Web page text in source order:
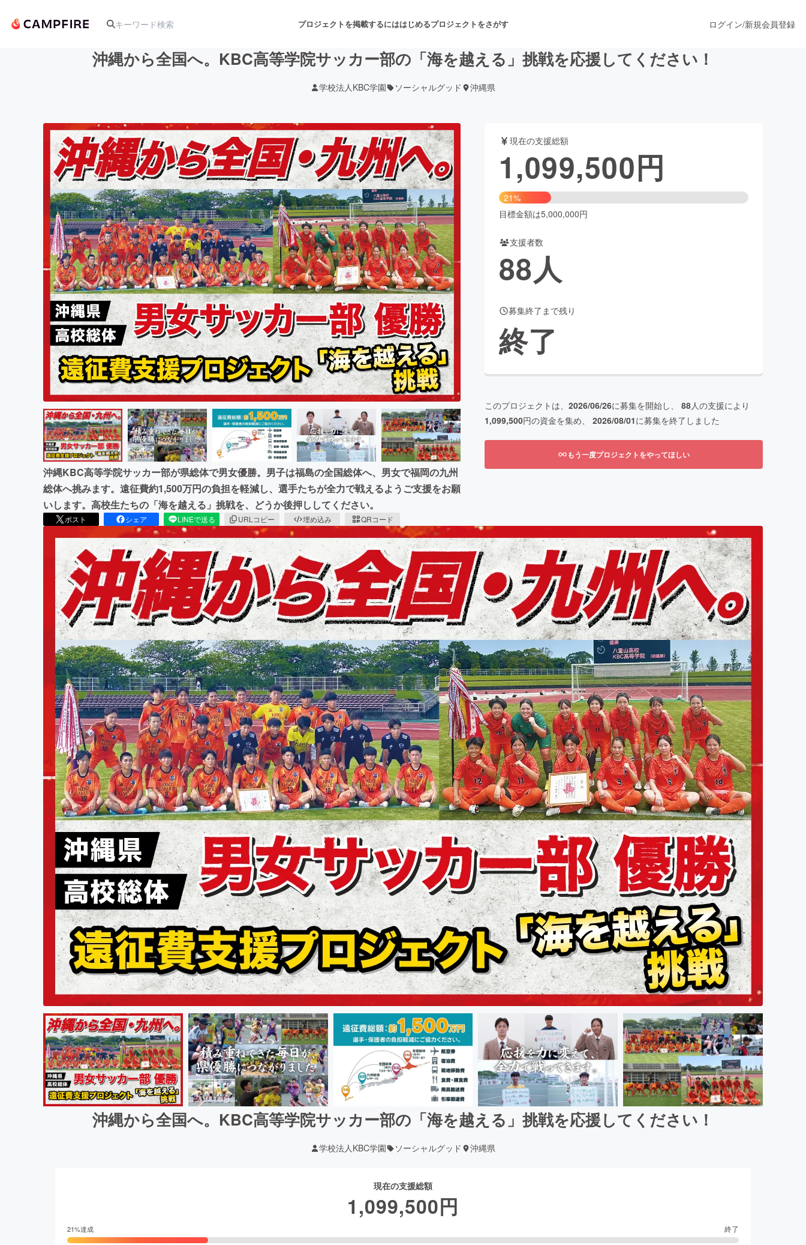
プロジェクトを掲載するにははじめるプロジェクトをさがす
アート・写真 音楽 舞台・パフォーマンス
テクノロジー・ガジェット ゲーム・サービス開発 フード・飲食店 ファッション
映像・映画 書籍・雑誌出版 アニメ・漫画
ビジネス・起業 チャレンジ ビューティー・ヘルスケア
まちづくり・地域活性化
CAMPFIRE for Social GoodCAMPFIRE Creation
CAMPFIREふるさと納税machi-yaコミュニティ
ログイン/新規会員登録
沖縄から全国へ。KBC高等学院サッカー部の「海を越える」挑戦を応援してください！
学校法人KBC学園 ソーシャルグッド 沖縄県
沖縄KBC高等学院サッカー部が県総体で男女優勝。男子は福島の全国総体へ、男女で福岡の九州
総体へ挑みます。遠征費約1,500万円の負担を軽減し、選手たちが全力で戦えるようご支援をお願
いします。高校生たちの「海を越える」挑戦を、どうか後押ししてください。
ポスト シェア LINEで送る URLコピー 埋め込み QRコード
現在の支援総額
1,099,500円
21%
目標金額は5,000,000円
支援者数
88人
募集終了まで残り
終了
このプロジェクトは、 2026/06/26に募集を開始し、 88人の支援により
1,099,500円の資金を集め、 2026/08/01に募集を終了しました
もう一度プロジェクトをやってほしい
沖縄から全国へ。KBC高等学院サッカー部の「海を越える」挑戦を応援してください！
学校法人KBC学園 ソーシャルグッド 沖縄県
現在の支援総額
1,099,500円
21%達成 終了